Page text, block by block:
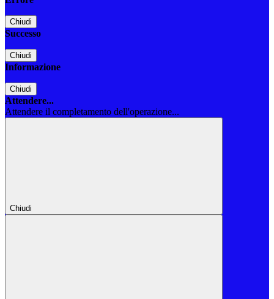
Chiudi
Successo
Chiudi
Informazione
Chiudi
Attendere...
Attendere il completamento dell'operazione...
Chiudi